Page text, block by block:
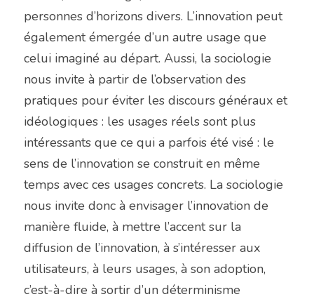
personnes d’horizons divers. L’innovation peut
également émergée d’un autre usage que
celui imaginé au départ. Aussi, la sociologie
nous invite à partir de l’observation des
pratiques pour éviter les discours généraux et
idéologiques : les usages réels sont plus
intéressants que ce qui a parfois été visé : le
sens de l’innovation se construit en même
temps avec ces usages concrets. La sociologie
nous invite donc à envisager l’innovation de
manière fluide, à mettre l’accent sur la
diffusion de l’innovation, à s’intéresser aux
utilisateurs, à leurs usages, à son adoption,
c’est-à-dire à sortir d’un déterminisme